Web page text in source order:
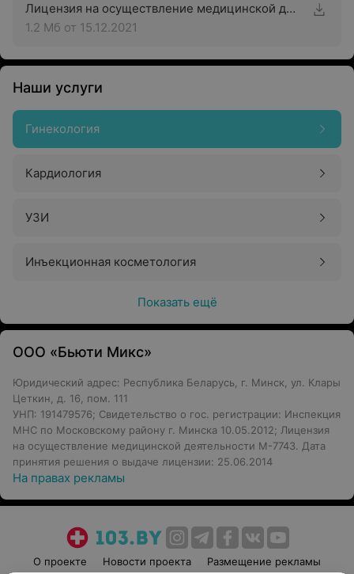
Лицензия на осуществление медицинской деятельности
1.2 Мб от 15.12.2021
Наши услуги
Гинекология
Кардиология
УЗИ
Инъекционная косметология
Показать ещё
ООО «Бьюти Микс»
Юридический адрес: Республика Беларусь, г. Минск, ул. Клары
Цеткин, д. 16, пом. 111
УНП: 191479576; Свидетельство о гос. регистрации: Инспекция
МНС по Московскому району г. Минска 10.05.2012; Лицензия
на осуществление медицинской деятельности М-7743. Дата
принятия решения о выдаче лицензии: 25.06.2014
На правах рекламы
О проекте Новости проекта Размещение рекламы